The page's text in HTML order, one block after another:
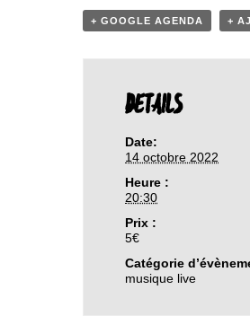
+ GOOGLE AGENDA +
DETAILS
Date:
14 octobre 2022
Heure :
20:30
Prix :
5€
Catégorie
musique live